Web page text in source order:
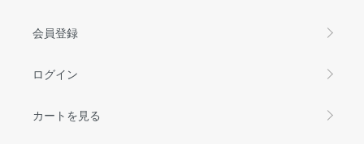
会員登録
ログイン
カートを見る